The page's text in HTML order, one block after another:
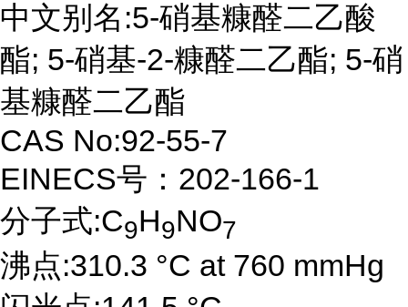
中文别名:5-硝基糠醛二乙酸
酯; 5-硝基-2-糠醛二乙酯; 5-硝
基糠醛二乙酯
CAS No:92-55-7
EINECS号：202-166-1
分子式:C9H9NO7
沸点:310.3 °C at 760 mmHg